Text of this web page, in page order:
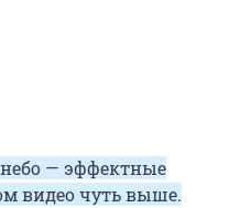
— эффектные
видео чуть выше.